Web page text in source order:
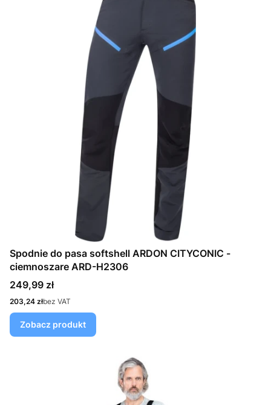
Spodnie do pasa softshell ARDON CITYCONIC -
ciemnoszare ARD-H2306
Cena
249,99 zł
Cena
203,24 złbez VAT
Zobacz produkt